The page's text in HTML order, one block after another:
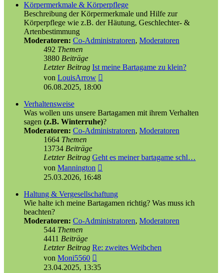
Körpermerkmale & Körperpflege
Beschreibung der Körpermerkmale und Hilfe zur
Körperpflege wie z.B. der Häutung, Geschlechter- &
Artenbestimmung
Moderatoren: Co-Administratoren, Moderatoren
492 Themen
3880 Beiträge
Letzter Beitrag Ist meine Bartagame zu klein?
von LouisArrow
06.08.2025, 18:00
Verhaltensweise
Was wollen uns unsere Bartagamen mit ihrem Verhalten
sagen (z.B. Winterruhe)?
Moderatoren: Co-Administratoren, Moderatoren
1664 Themen
13734 Beiträge
Letzter Beitrag Geht es meiner bartagame schl…
von Mannington
25.03.2026, 16:48
Haltung & Vergesellschaftung
Wie halte ich meine Bartagamen richtig? Was muss ich
beachten?
Moderatoren: Co-Administratoren, Moderatoren
544 Themen
4411 Beiträge
Letzter Beitrag Re: zweites Weibchen
von Moni5560
Beitrag
23.04.2025, 13:35